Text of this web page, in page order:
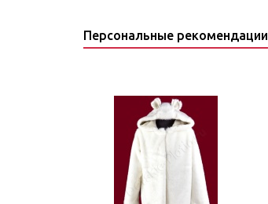
Персональные рекомендации